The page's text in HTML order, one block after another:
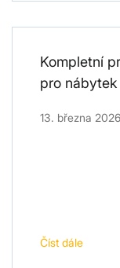
Kompletní
pro nábytek
13. března 2026
Číst dále